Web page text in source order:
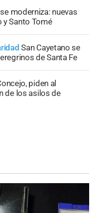
moderniza: nuevas
y Santo Tomé
San Cayetano se
de Santa Fe
piden al
de los asilos de